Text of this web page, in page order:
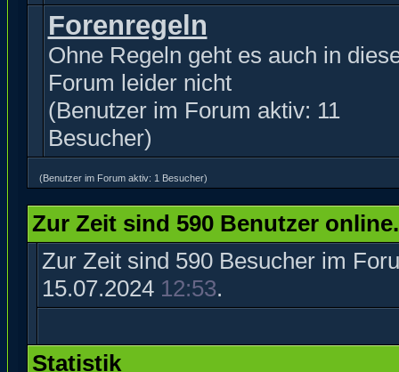
Forenregeln
Ohne Regeln geht es auch in
Forum leider nicht
(Benutzer im Forum aktiv: 11
Besucher)
(Benutzer im Forum aktiv: 1 Besucher)
Zur Zeit sind 590 Benutzer online.
Zur Zeit sind 590 Besucher im
15.07.2024 12:53.
Statistik